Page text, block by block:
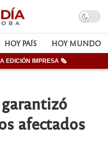
HOY PAÍS HOY MUNDO
EDICIÓN IMPRESA 🗞
afectados